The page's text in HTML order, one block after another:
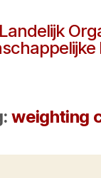
Landelijk
weighting